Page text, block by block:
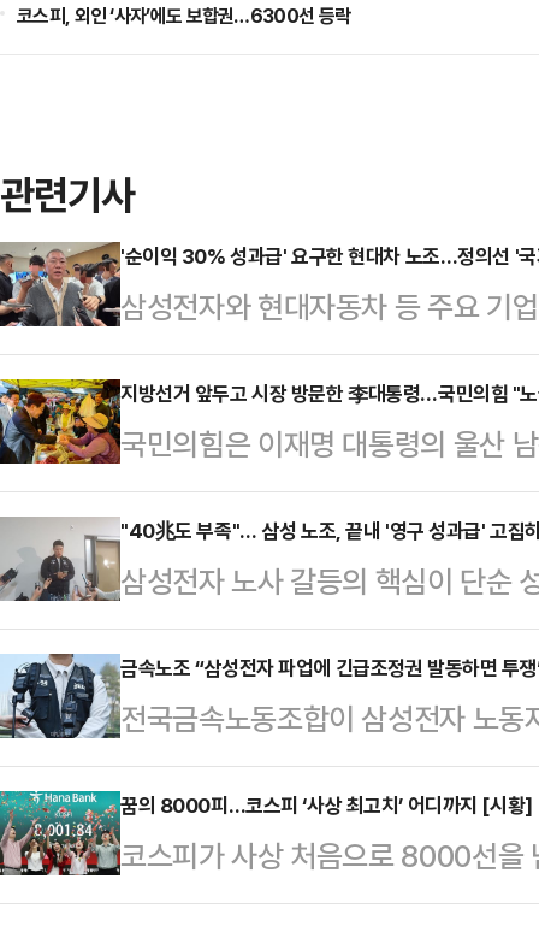
코스피, 외인 ‘사자’에도 보합권…6300선 등락
관련기사
'순이익 30% 성과급' 요구한 현대차 노조…정의선 '
삼성전자와 현대자동차 등 주요 기
갈등이 확산하는 가운데 정의선 현
사와 주주, 국가 발전을 함께 고려
날 열리는 현대차그룹 양재사옥 로
홀'에 앞서 현대차그룹 양재사옥에
갈등과 관련한 대응 방향을 묻는 질
회사가 발전할 수 있고 주주들도 중
러 가지를 고려해서 판…
지방선거 앞두고 시장 방문한 李대통령…국민의힘 "
국민의힘은 이재명 대통령의 울산
을 두고 "노골적인 선거운동"이라
선거대책위원장은 15일 페이스북
K-조선 간담회를 마치고 울산 남목
새마을운동중앙회 간담회를 마치
난주 금요일(8일)에는 어버이날 기
이제 매일 같이 노골적인 전국 시장
판했다.송 공동선대위원장은…
"40兆도 부족"… 삼성 노조, 끝내 '영구 성과급' 고집
삼성전자 노사 갈등의 핵심이 단순
조'로 옮겨가고 있다. 중앙노동위
실상 40조원에 달하는 특별보상 가
노조는 "제도화 없이는 의미 없다"
따르면 삼성전자 사측은 이날 노조
회사 측은 "중노위 사후조정 과정
대화를 요청했다. 앞서 중노위도
를 공식 요…
금속노조 “삼성전자 파업에 긴급조정권 발동하면 투
전국금속노동조합이 삼성전자 노
발동할 경우 투쟁에 나서겠다고 경
부가 직권으로 파업중지권인 긴급
것”이라며 “노동3권을 난도질하는
조는 삼성전자 노조의 파업 가능성
꿈의 8000피…코스피 ‘사상 최고치’ 어디까지 [시황]
코스피가 사상 처음으로 8000선을
스피지수는 오전 9시 41분 현재